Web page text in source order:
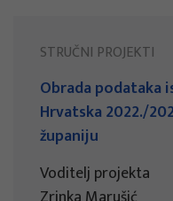
STRUČNI PROJEKTI
Obrada podataka
Hrvatska 2022./
županiju
Voditelj projekta